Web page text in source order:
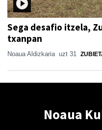
Sega desafio itzela,
txanpan
Noaua Aldizkaria uzt 31
Noaua